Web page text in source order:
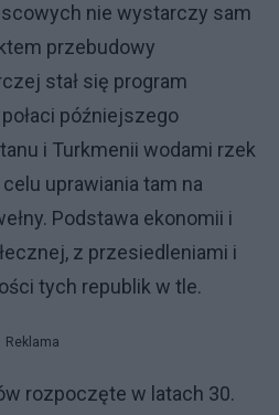
nie wystarczy sam
przebudowy
stał się program
późniejszego
i Turkmenii wodami rzek
uprawiania tam na
Podstawa ekonomii i
z przesiedleniami i
tych republik w tle.
Reklama
rozpoczęte w latach 30.